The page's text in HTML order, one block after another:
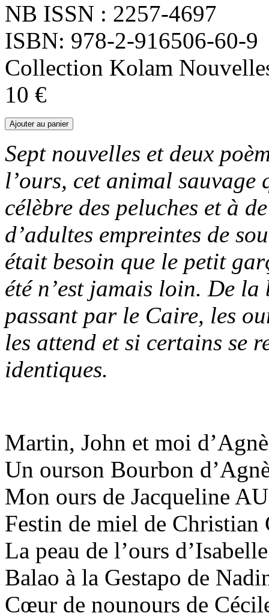
NB ISSN : 2257-4697
ISBN: 978-2-916506-60-9
Collection Kolam
10 €
Sept nouvelles et deux
l’ours, cet animal
célèbre des peluches et à
d’adultes empreintes de
était besoin que le petit
été n’est jamais loin. De
passant par le Caire, les
les attend et si certains se
identiques.
Martin, John et moi
Un ourson Bourbon
Mon ours de Jacqueline
Festin de miel de
La peau de l’ours
Balao à la Gestapo de
Cœur de nounours de